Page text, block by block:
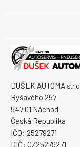
DUŠEK AUTOMA
Ryšavého 257
547 01 Náchod
Česká Republika
IČO: 25279271
DIČ: CZ25279271